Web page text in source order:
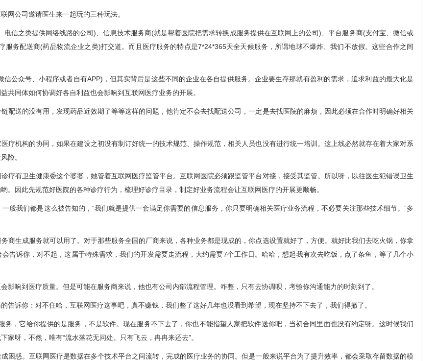
公司邀请医生来一起玩的三种玩法。
之类提供网络线路的公司)、信息技术服务商(就是帮着医院把需求转换成服务提供在互联网上的公司)、平台服务商(支付宝、微信或
务配送商(药品物流企业之类)打交道。而且医疗服务的特点是7*24*365天全天候服务，所谓地球不爆炸、我们不放假。这些合作之间
众号、小程序或者自有APP)，但其实背后是这些不同的企业在各自提供服务。企业要生存那就有盈利的需求，追求利益的最大化是
同体如何协调好各自利益也会影响到互联网医疗业务的开展。
送的没有用，发现药品近效期了等等这样的问题，他肯定不会去找配送公司，一定是去找医院的麻烦，因此必须在合作时明确好相关
机构的协同，如果在建设之初没有制订好统一的技术规范、操作规范，相关人员也没有进行统一培训。这上线必然就存在着大家对系
险。
有卫生健康委这个婆婆，她管着互联网医疗监管平台。互联网医院必须跟监管平台对接，接受其监管。所以呀，以往医生犯错误卫生
。因此先规范好医院的各种诊疗行为，梳理好诊疗目录，制定好业务流程会让互联网医疗的开展更顺畅。
我们都是这么被告知的，“我们就是提供一套满足你需要的信息服务，你只要明确相关医疗业务流程，不必要关注那些技术细节。”多
生成服务就可以用了。对于那些服务全国的厂商来说，各种业务都是现成的，你点选设置就好了，方便。就好比我们去吃火锅，你拿
告诉你，对不起，这属于特殊需求，我们的开发需要走流程，大约需要7个工作日。哈哈，想起我有次去吃饭，点了条鱼，等了几个小
响到医疗质量。但是可能在服务商来说，他也有公司内部流程管理。咋整，只有去协调呗，考验你沟通能力的时刻到了。
诉你：对不住哈，互联网医疗这事吧，真不赚钱，我们整了这好几年也没看到希望，现在坚持不下去了，我们得撤了。
它给你提供的是服务，不是软件。现在服务不下去了，你也不能指望人家把软件送你吧，当初合同里面也没有约定呀。这时候我们
呀，不然，唯有“流水落花无问处。只有飞云，冉冉来还去”。
惑。互联网医疗是数据在多个技术平台之间流转，完成的医疗业务的协同。但是一般来说平台为了提升效率，都会采取存留数据的模